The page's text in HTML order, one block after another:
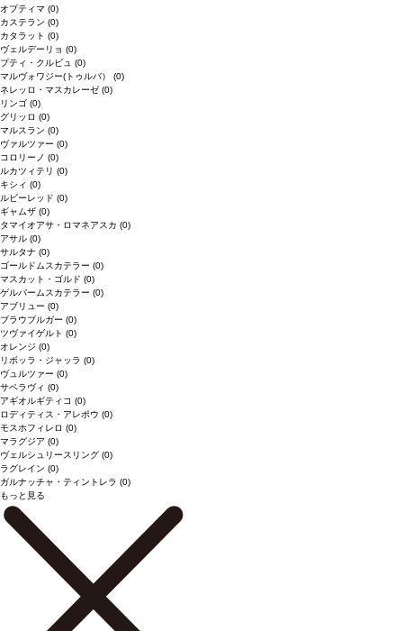
オプティマ (0)
カステラン (0)
カタラット (0)
ヴェルデーリョ (0)
プティ・クルビュ (0)
マルヴォワジー(トゥルバ） (0)
ネレッロ・マスカレーゼ (0)
リンゴ (0)
グリッロ (0)
マルスラン (0)
ヴァルツァー (0)
コロリーノ (0)
ルカツィテリ (0)
キシィ (0)
ルビーレッド (0)
ギャムザ (0)
タマイオアサ・ロマネアスカ (0)
アサル (0)
サルタナ (0)
ゴールドムスカテラー (0)
マスカット・ゴルド (0)
ゲルバームスカテラー (0)
アブリュー (0)
ブラウブルガー (0)
ツヴァイゲルト (0)
オレンジ (0)
リボッラ・ジャッラ (0)
ヴュルツァー (0)
サペラヴィ (0)
アギオルギティコ (0)
ロディティス・アレポウ (0)
モスホフィレロ (0)
マラグジア (0)
ヴェルシュリースリング (0)
ラグレイン (0)
ガルナッチャ・ティントレラ (0)
もっと見る